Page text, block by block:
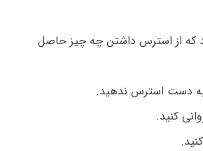
که از استرس داشتن چه چیز حاصل
دست استرس ندهید.
کنید.